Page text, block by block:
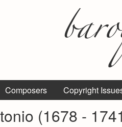
Composers Copyright
(1678 -